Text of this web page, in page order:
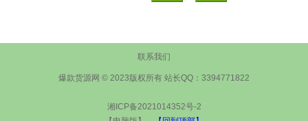
联系我们
爆款货源网 © 2023版权所有 站长QQ：3394771822
湘ICP备2021014352号-2